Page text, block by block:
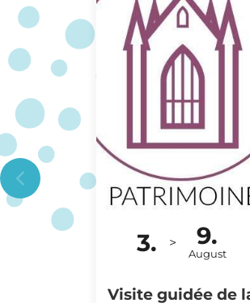
3. > 9.
August
Visite guidée de
BESICHTIGUNG